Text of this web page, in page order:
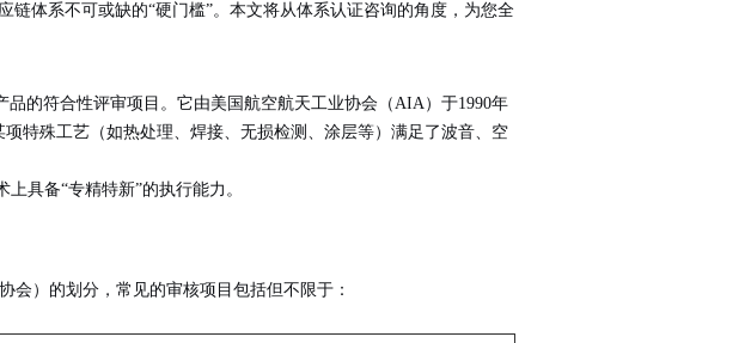
链体系不可或缺的“硬门槛”。本文将从体系认证咨询的角度，为您全
品的符合性评审项目 。它由美国航空航天工业协会（AIA）于1990年
特殊工艺（如热处理、焊接、无损检测、涂层等）满足了波音、空
上具备“专精特新”的执行能力。
会）的划分，常见的审核项目包括但不限于：